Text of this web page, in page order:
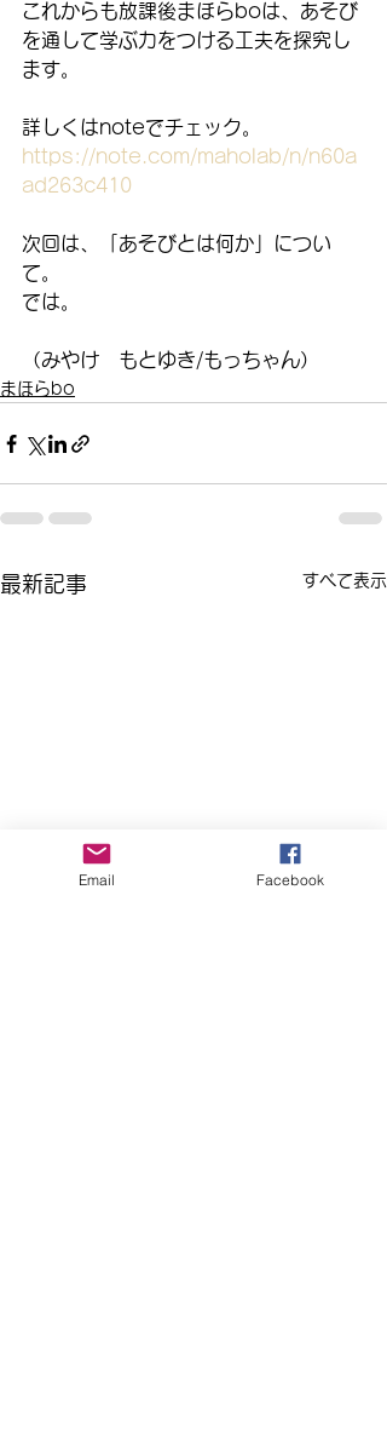
これからも放課後まほらboは、あそび
を通して学ぶ力をつける工夫を探究し
ます。
詳しくはnoteでチェック。
https://note.com/maholab/n/n60a
ad263c410
次回は、「あそびとは何か」につい
て。
では。
（みやけ　もとゆき/もっちゃん）
まほらbo
最新記事 すべて表示
Email Facebook